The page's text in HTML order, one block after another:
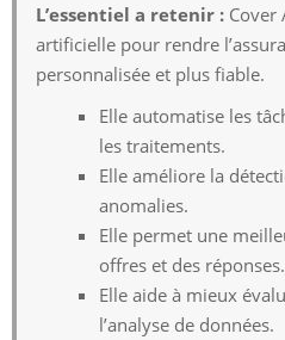
L’essentiel a retenir : Cover
artificielle pour rendre
personnalisée et plus fiable.
Elle automatise les
les traitements.
Elle améliore la
anomalies.
Elle permet une
offres et des réponses.
Elle aide à mieux
l’analyse de données.